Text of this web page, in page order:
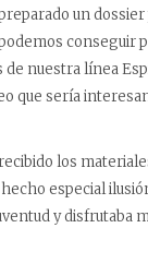
un dossier
conseguir
de nuestra línea
que sería
los materiales
especial
y disfrutaba